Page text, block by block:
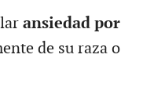
ansiedad por
de su raza o